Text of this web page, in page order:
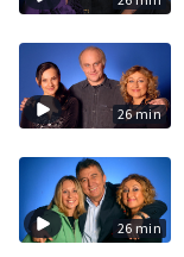
26 min
26 min